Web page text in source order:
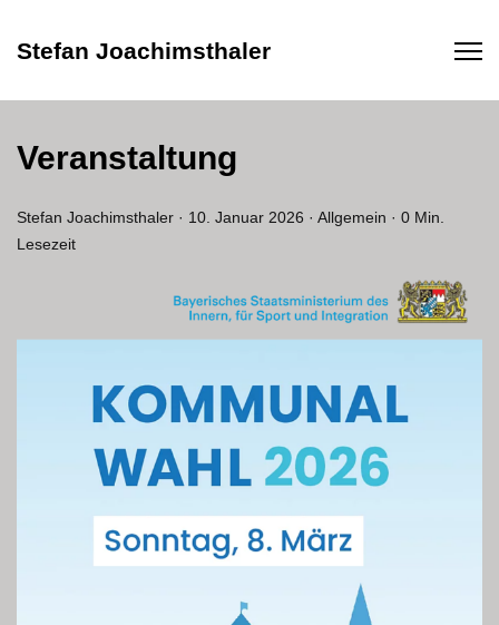
Stefan Joachimsthaler
Veranstaltung
Stefan Joachimsthaler · 10. Januar 2026 · Allgemein · 0 Min.
Lesezeit